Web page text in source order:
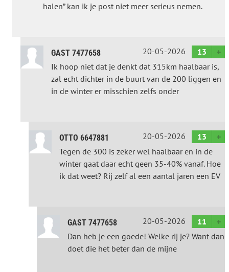
halen” kan ik je post niet meer serieus nemen.
GAST 7477658 20-05-2026
13
Ik hoop niet dat je denkt dat 315km haalbaar is,
zal echt dichter in de buurt van de 200 liggen en
in de winter er misschien zelfs onder
OTTO 6647881 20-05-2026
13
Tegen de 300 is zeker wel haalbaar en in de
winter gaat daar echt geen 35-40% vanaf. Hoe
ik dat weet? Rij zelf al een aantal jaren een EV
GAST 7477658 20-05-2026
11
Dan heb je een goede! Welke rij je? Want dan
doet die het beter dan de mijne